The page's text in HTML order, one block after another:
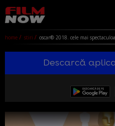
home stiri oscar® 2018. cele mai
Descarcă